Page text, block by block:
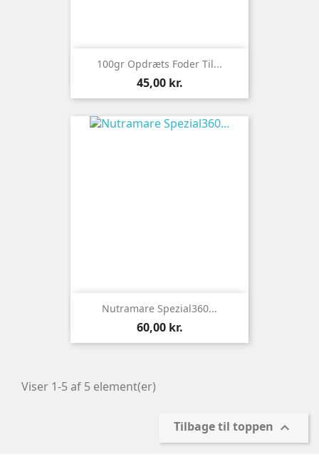
100gr Opdræts Foder Til...
Pris
45,00 kr.
Nutramare Spezial360...
Pris
60,00 kr.
Viser 1-5 af 5 element(er)
Tilbage til toppen 